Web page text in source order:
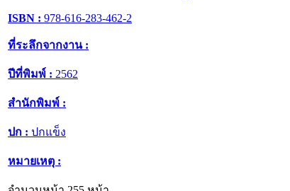
ISBN : 978-616-283-462-2
ที่ระลึกจากงาน :
ปีที่พิมพ์ : 2562
สำนักพิมพ์ :
ปก : ปกแข็ง
หมายเหตุ :